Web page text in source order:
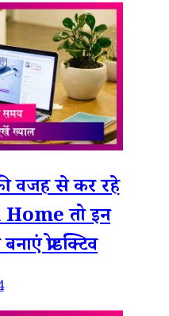
वजह से कर रहे
तो इन
प्रोडक्टिव